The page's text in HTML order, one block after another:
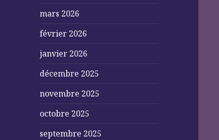
mars 2026
février 2026
janvier 2026
décembre 2025
novembre 2025
octobre 2025
septembre 2025